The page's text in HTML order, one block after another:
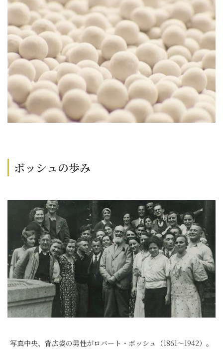
ボッシュの歩み
写真中央、背広姿の男性がロバート・ボッシュ（1861～1942）。